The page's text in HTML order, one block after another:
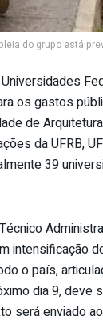
do grupo está
os gastos
de
da UFRB,
39
intensificação
o país,
dia 9, deve
será enviado